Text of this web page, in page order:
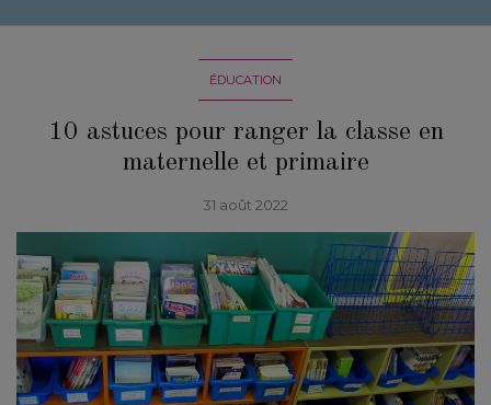
ÉDUCATION
10 astuces pour ranger la classe en
maternelle et primaire
31 août 2022